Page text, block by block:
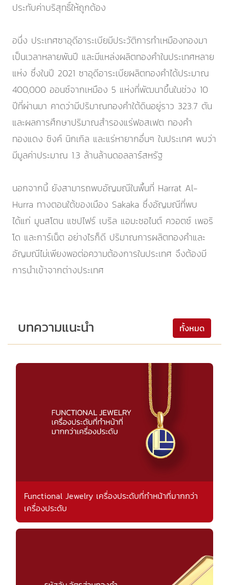
ประทับค่าบริสุทธิ์ให้ถูกต้อง
อนึ่ง ประเทศซาอุดีอาระเบียมีประวัติการทำเหมืองทองมา
เป็นเวลาหลายพันปี และมีแหล่งผลิตทองคำในประเทศหลาย
แห่ง ซึ่งในปี 2021 ซาอุดีอาระเบียผลิตทองคำได้ประมาณ
400,000 ออนซ์จากเหมือง 5 แห่งที่พัฒนาขึ้นในช่วง 10
ปีที่ผ่านมา คาดว่ามีปริมาณทองคำใต้ดินอยู่ราว 323.7 ตัน
และผลการศึกษาปริมาณสำรองแร่ฟอสเฟต ทองคำ
ทองแดง ซิงค์ นิกเกิล และแร่หายากอื่นๆ ในประเทศ พบว่า
มีมูลค่าประมาณ 1.3 ล้านล้านดอลลาร์สหรัฐ
นอกจากนี้ ยังสามารถพบอัญมณีในพื้นที่ Harrat Al-
Hurra ทางตอนใต้ของเมือง Sakaka ซึ่งอัญมณีที่พบ
ได้แก่ มูนสโตน แซปไฟร์ เบริล แอมะซอไนต์ ควอตซ์ เพอริ
โด และการ์เน็ต อย่างไรก็ดี ปริมาณการผลิตทองคำและ
อัญมณีไม่เพียงพอต่อความต้องการในประเทศ จึงต้องมี
การนำเข้าจากต่างประเทศ
บทความแนะนำ ทั้งหมด
Functional Jewelry เครื่องประดับที่ทำหน้าที่มากกว่า
เครื่องประดับ